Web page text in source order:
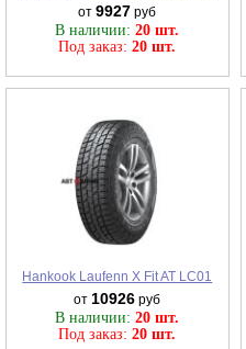
от9927 руб
В наличии:20 шт.
Под заказ:20 шт.
Hankook Laufenn X Fit AT LC01
от 10926 руб
В наличии:20 шт.
Под заказ:20 шт.